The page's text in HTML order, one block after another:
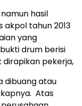
hasil
tahun 2013
yang
drum berisi
pekerja,
dibuang atau
Atas